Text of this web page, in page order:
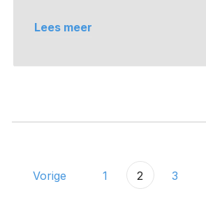
Lees meer
Vorige 1 2 3